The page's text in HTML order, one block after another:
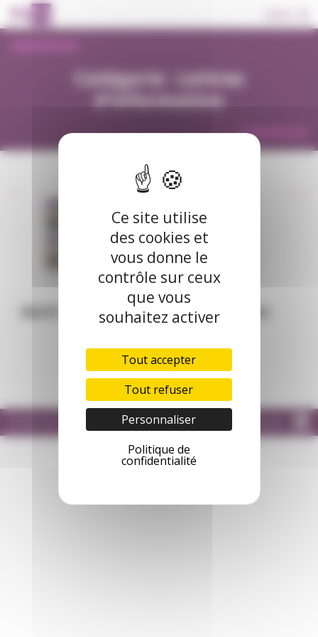
la
Catégorie :
Lettres
d'information
Avril 2021
Février-Mars
2021
3 …
Panneau de gestion des cookies
Ce site utilise
des cookies et
vous donne le
contrôle sur ceux
que vous
souhaitez activer
Tout accepter
Tout refuser
Personnaliser
Politique de
confidentialité